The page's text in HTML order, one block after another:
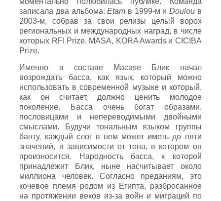
записала два альбома:Etam в 1999-м и Doulouв
2003-м, собрав за свои релизы целый ворох
региональных и международных наград, в числе
которых RFI Prize, MASA, KORA Awards и CICIBA
Prize.
Именно в составе Macase Блик начал
возрождать басса, как язык, который можно
использовать в современной музыке и который,
как он считает, должно ценить молодое
поколение. Басса очень богат образами,
пословицами и непереводимыми двойными
смыслами. Будучи тональным языком группы
банту, каждый слог в нем может иметь до пяти
значений, в зависимости от тона, в котором он
произносится. Народность басса, к которой
принадлежит Блик, ныне насчитывает около
миллиона человек. Согласно преданиям, это
кочевое племя родом из Египта, разбросанное
на протяжении веков из-за войн и миграций по